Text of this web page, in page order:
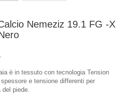
Nemeziz 19.1 FG -X
è in tessuto con tecnologia Tension
e tensione differenti per
del piede.